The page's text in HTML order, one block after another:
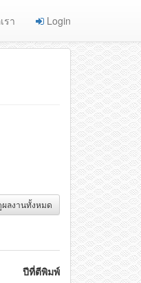
รา Login
ลงานทั้งหมด
ปีที่ตีพิมพ์